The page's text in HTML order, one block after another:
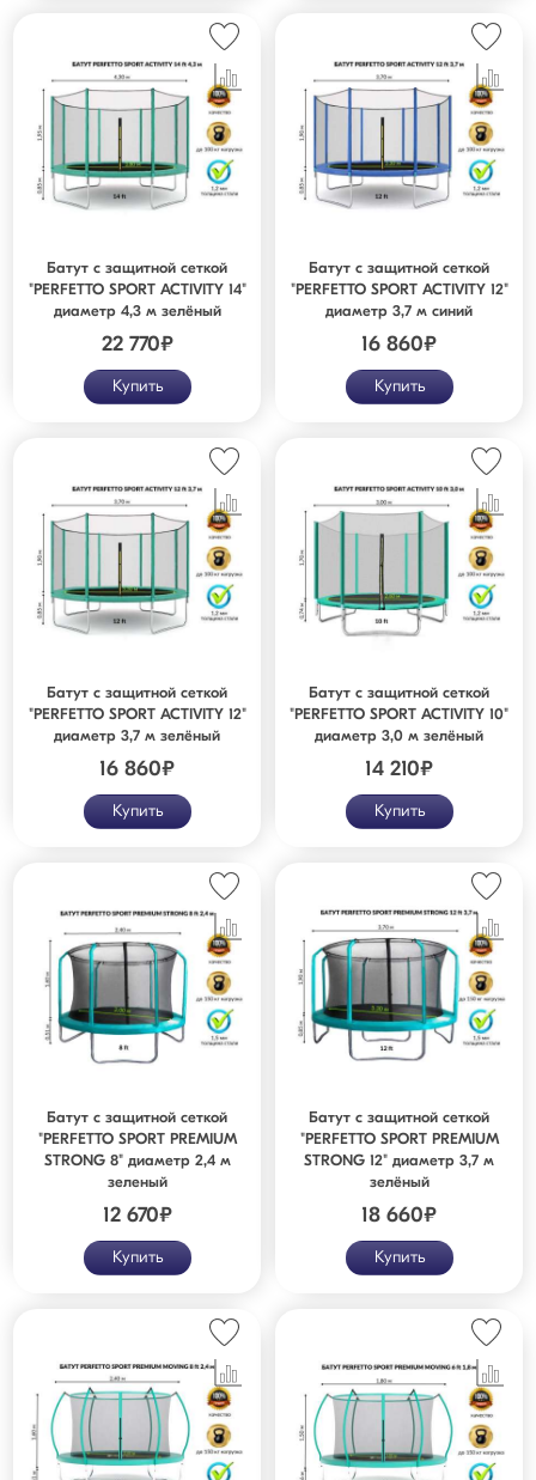
Батут с защитной сеткой
"PERFETTO SPORT ACTIVITY 14"
диаметр 4,3 м зелёный
22 770₽
Купить
Батут с защитной сеткой
"PERFETTO SPORT ACTIVITY 12"
диаметр 3,7 м синий
16 860₽
Купить
Батут с защитной сеткой
"PERFETTO SPORT ACTIVITY 12"
диаметр 3,7 м зелёный
16 860₽
Купить
Батут с защитной сеткой
"PERFETTO SPORT ACTIVITY 10"
диаметр 3,0 м зелёный
14 210₽
Купить
Батут с защитной сеткой
"PERFETTO SPORT PREMIUM
STRONG 8" диаметр 2,4 м
зеленый
12 670₽
Купить
Батут с защитной сеткой
"PERFETTO SPORT PREMIUM
STRONG 12" диаметр 3,7 м
зелёный
18 660₽
Купить